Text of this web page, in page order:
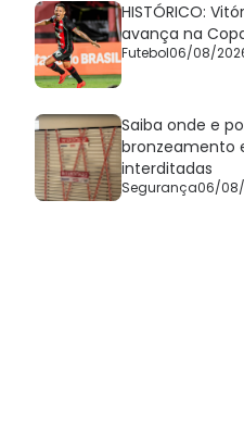
HISTÓRICO:
avança na
Futebol06/08/
Saiba onde e
bronzeamento
interditadas
Segurança06/